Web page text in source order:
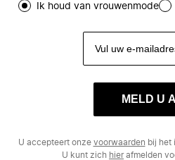
Ik houd van vrouwenmode
MELD U
U accepteert onze voorwaarden bij het
U kunt zich hierafmelden